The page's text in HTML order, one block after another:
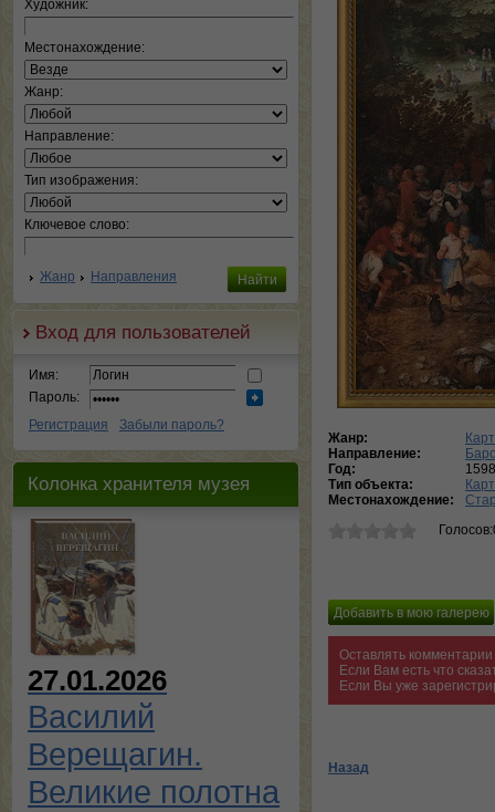
Художник:
Местонахождение:
Жанр:
Направление:
Тип изображения:
Ключевое слово:
Жанр Направления
Вход для пользователей
Имя:
Пароль:
Регистрация
Забыли пароль?
Колонка хранителя музея
27.01.2026
Василий
Верещагин.
Великие полотна
Жанр:
Направление:
Год:
1598
Тип объекта:
Местонахождение:
Оставлять
Если Вам есть что
Если Вы уже
Назад